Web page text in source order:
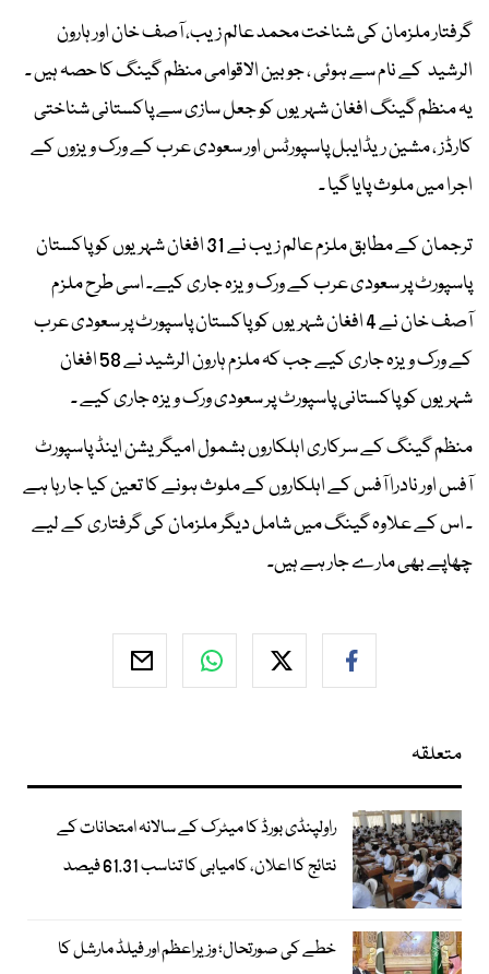
گرفتار ملزمان کی شناخت محمد عالم زیب، آصف خان اور ہارون
الرشید کے نام سے ہوئی ، جو بین الاقوامی منظم گینگ کا حصہ ہیں ۔
یہ منظم گینگ افغان شہریوں کو جعل سازی سے پاکستانی شناختی
کارڈز ، مشین ریڈایبل پاسپورٹس اور سعودی عرب کے ورک ویزوں کے
اجرا میں ملوث پایا گیا ۔
ترجمان کے مطابق ملزم عالم زیب نے 31 افغان شہریوں کو پاکستان
پاسپورٹ پر سعودی عرب کے ورک ویزہ جاری کیے۔ اسی طرح ملزم
آصف خان نے 4 افغان شہریوں کو پاکستان پاسپورٹ پر سعودی عرب
کے ورک ویزہ جاری کیے جب کہ ملزم ہارون الرشید نے 58 افغان
شہریوں کو پاکستانی پاسپورٹ پر سعودی ورک ویزہ جاری کیے ۔
منظم گینگ کے سرکاری اہلکاروں بشمول امیگریشن اینڈ پاسپورٹ
آفس اور نادرا آفس کے اہلکاروں کے ملوث ہونے کا تعین کیا جا رہا ہے
۔ اس کے علاوہ گینگ میں شامل دیگر ملزمان کی گرفتاری کے لیے
چھاپے بھی مارے جار ہے ہیں۔
متعلقہ
راولپنڈی بورڈ کا میٹرک کے سالانہ امتحانات کے
نتائج کا اعلان، کامیابی کا تناسب 61.31 فیصد
خطے کی صورتحال؛ وزیراعظم اور فیلڈ مارشل کا